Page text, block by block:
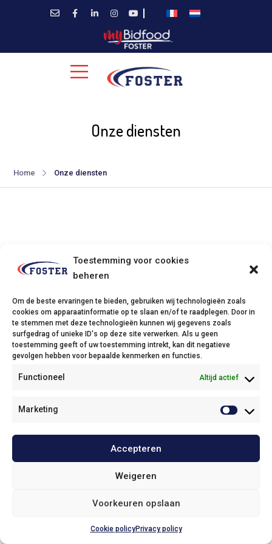
Toestemming voor cookies
beheren
Om de beste ervaringen te bieden, gebruiken wij technologieën zoals
cookies om apparaatinformatie op te slaan en/of te raadplegen. Door in
te stemmen met deze technologieën kunnen wij gegevens zoals
surfgedrag of unieke ID's op deze site verwerken. Als u geen
toestemming geeft of uw toestemming intrekt, kan dit negatieve
gevolgen hebben voor bepaalde kenmerken en functies.
Functioneel Altijd actief
Marketing
Accepteren
Weigeren
Voorkeuren opslaan
Cookie policyPrivacy policy
Onze diensten
Home Onze diensten
Foster
Oude Baan 1c,
2800 Mechelen
Email:info@foster.bidfood.be
Afhaling
© 2025Foster
Bovenkant pagina